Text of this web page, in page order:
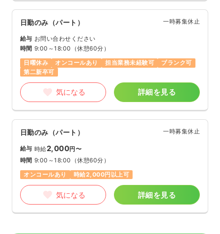
日勤のみ（パート） 一時募集休止
給与 お問い合わせください
時間 9:00～18:00 （休憩60分）
日曜休み
オンコールあり 担当業務未経験可
ブランク可
第二新卒可
気になる 詳細を見る
日勤のみ（パート） 一時募集休止
給与 時給2,000円〜
時間 9:00～18:00 （休憩60分）
オンコールあり
時給2,000円以上可
気になる 詳細を見る